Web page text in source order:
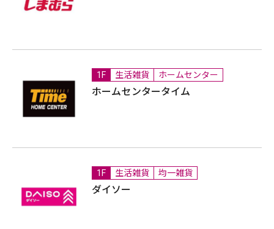
1F 生活雑貨 ホームセンター
ホームセンタータイム
1F 生活雑貨 均一雑貨
ダイソー